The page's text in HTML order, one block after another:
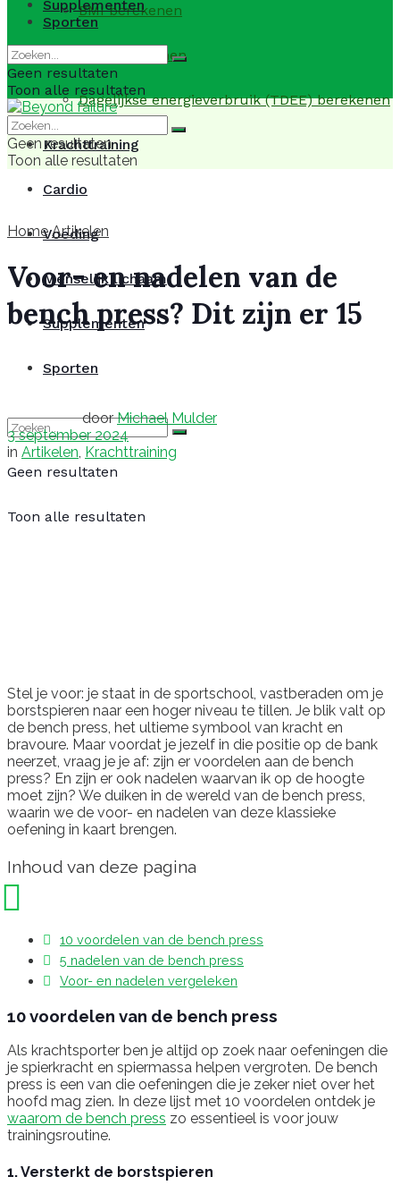
BMI berekenen
BMR berekenen
Dagelijkse energieverbruik (TDEE) berekenen
Krachttraining
Cardio
Voeding
Menselijk lichaam
Supplementen
Sporten
Geen resultaten
Toon alle resultaten
Supplementen
Sporten
Geen resultaten
Toon alle resultaten
Geen resultaten
Toon alle resultaten
Home Artikelen
Voor- en nadelen van de
bench press? Dit zijn er 15
door Michael Mulder
3 september 2024
in Artikelen, Krachttraining
Stel je voor: je staat in de sportschool, vastberaden om je
borstspieren naar een hoger niveau te tillen. Je blik valt op
de bench press, het ultieme symbool van kracht en
bravoure. Maar voordat je jezelf in die positie op de bank
neerzet, vraag je je af: zijn er voordelen aan de bench
press? En zijn er ook nadelen waarvan ik op de hoogte
moet zijn? We duiken in de wereld van de bench press,
waarin we de voor- en nadelen van deze klassieke
oefening in kaart brengen.
Inhoud van deze pagina
10 voordelen van de bench press
5 nadelen van de bench press
Voor- en nadelen vergeleken
10 voordelen van de bench press
Als krachtsporter ben je altijd op zoek naar oefeningen die
je spierkracht en spiermassa helpen vergroten. De bench
press is een van die oefeningen die je zeker niet over het
hoofd mag zien. In deze lijst met 10 voordelen ontdek je
waarom de bench press zo essentieel is voor jouw
trainingsroutine.
1. Versterkt de borstspieren